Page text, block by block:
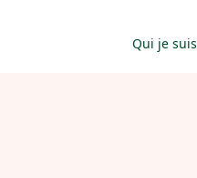
Qui je suis